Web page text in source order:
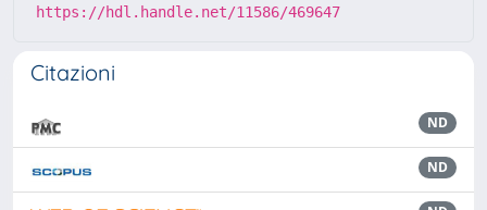
https://hdl.handle.net/11586/469647
Citazioni
ND
ND